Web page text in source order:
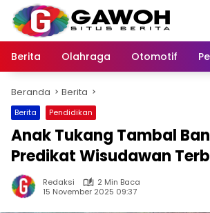
Langsung
konten
Berita
Olahraga Otomotif
Beranda Berita
Berita Pendidikan
Anak Tukang Tambal
Predikat Wisudawan
Redaksi
2 Min Baca
15 November 2025 09:37